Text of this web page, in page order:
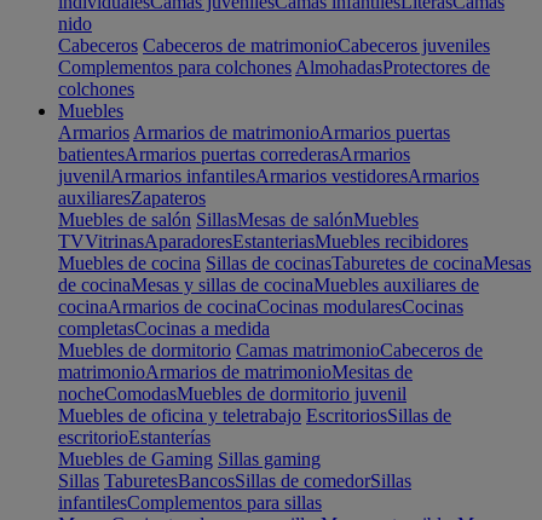
nido
Cabeceros Cabeceros de matrimonioCabeceros juveniles
Complementos para colchones AlmohadasProtectores de
colchones
Muebles
Armarios Armarios de matrimonioArmarios puertas
batientesArmarios puertas correderasArmarios
juvenilArmarios infantilesArmarios vestidoresArmarios
auxiliaresZapateros
Muebles de salón SillasMesas de salónMuebles
TVVitrinasAparadoresEstanteriasMuebles recibidores
Muebles de cocina Sillas de cocinasTaburetes de cocinaMesas
de cocinaMesas y sillas de cocinaMuebles auxiliares de
cocinaArmarios de cocinaCocinas modularesCocinas
completasCocinas a medida
Muebles de dormitorio Camas matrimonioCabeceros de
matrimonioArmarios de matrimonioMesitas de
nocheComodasMuebles de dormitorio juvenil
Muebles de oficina y teletrabajo EscritoriosSillas de
escritorioEstanterías
Muebles de Gaming Sillas gaming
Sillas TaburetesBancosSillas de comedorSillas
infantilesComplementos para sillas